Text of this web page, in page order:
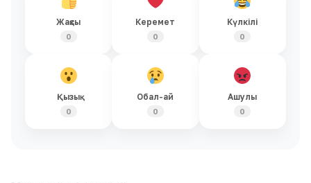
Жақсы
0
Керемет
0
Күлкілі
0
Қызық
0
Обал-ай
0
Ашулы
0